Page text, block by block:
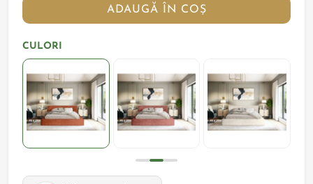
ADAUGĂ ÎN COȘ
CULORI